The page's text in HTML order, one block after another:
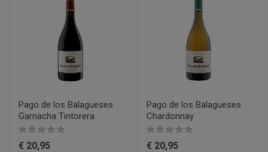
Pago de los Balagueses
Garnacha Tintorera
€ 20,95
Pago de los Balagueses
Chardonnay
€ 20,95